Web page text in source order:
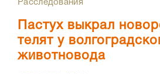
Расследования
Пастух выкрал
телят у
животновода